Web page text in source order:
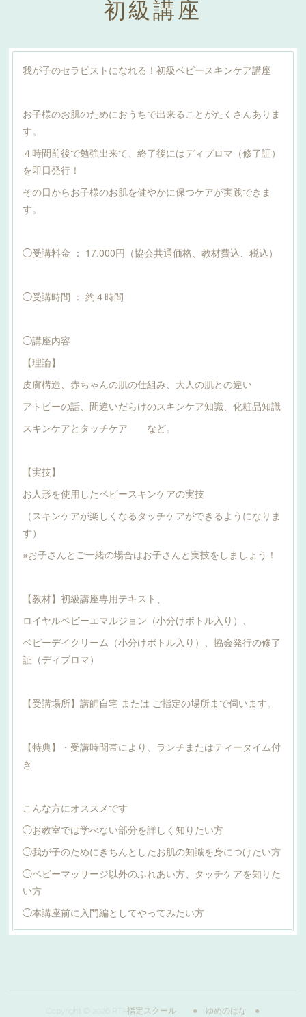
初級講座
我が子のセラピストになれる！初級ベビースキンケア講座
お子様のお肌のためにおうちで出来ることがたくさんありま
す。
４時間前後で勉強出来て、終了後にはディプロマ（修了証）
を即日発行！
その日からお子様のお肌を健やかに保つケアが実践できま
す。
◯受講料金 ： 17.000円（協会共通価格、教材費込、税込）
◯受講時間 ： 約４時間
◯講座内容
【理論】
皮膚構造、赤ちゃんの肌の仕組み、大人の肌との違い
アトピーの話、間違いだらけのスキンケア知識、化粧品知識
スキンケアとタッチケア など。
【実技】
お人形を使用したベビースキンケアの実技
（スキンケアが楽しくなるタッチケアができるようになりま
す）
※お子さんとご一緒の場合はお子さんと実技をしましょう！
【教材】初級講座専用テキスト、
ロイヤルベビーエマルジョン（小分けボトル入り）、
ベビーデイクリーム（小分けボトル入り）、協会発行の修了
証（ディプロマ）
【受講場所】講師自宅 または ご指定の場所まで伺います。
【特典】・受講時間帯により、ランチまたはティータイム付
き
こんな方にオススメです
◯お教室では学べない部分を詳しく知りたい方
◯我が子のためにきちんとしたお肌の知識を身につけたい方
◯ベビーマッサージ以外のふれあい方、タッチケアを知りた
い方
◯本講座前に入門編としてやってみたい方
Copyright © RTA指定スクール ● ゆめのはな ●